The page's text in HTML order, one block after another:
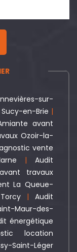
sur-
en-Brie |
avant
Ozoir-la-
vente
| Audit
travaux
La Queue-
|Audit
Maur-des-
énergétique
location
Saint-Léger